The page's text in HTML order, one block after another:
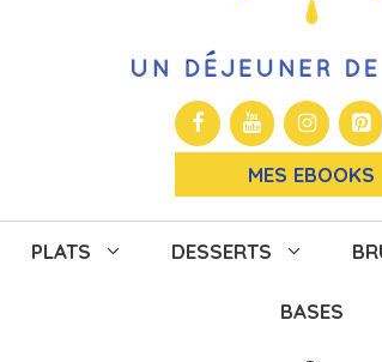
MES EBOOKS
PLATS DESSERTS
BASES